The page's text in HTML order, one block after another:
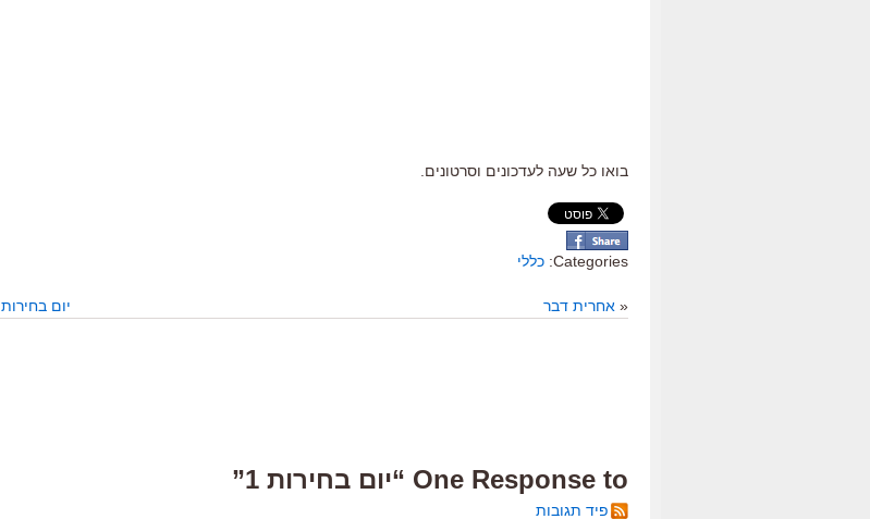
בואו כל שעה לעדכונים וסרטונים.
Categories: כללי
« אחרית דבר יום בחירות 2
One Response to “יום בחירות 1”
פיד תגובות